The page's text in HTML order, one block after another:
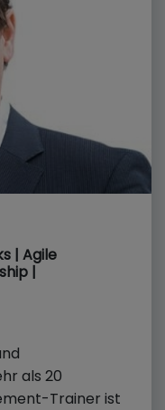
| Agile
|
als 20
Trainer ist